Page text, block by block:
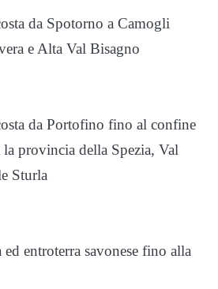
da Spotorno a Camogli
e Alta Val Bisagno
da Portofino fino al confine
provincia della Spezia, Val
Sturla
savonese fino alla